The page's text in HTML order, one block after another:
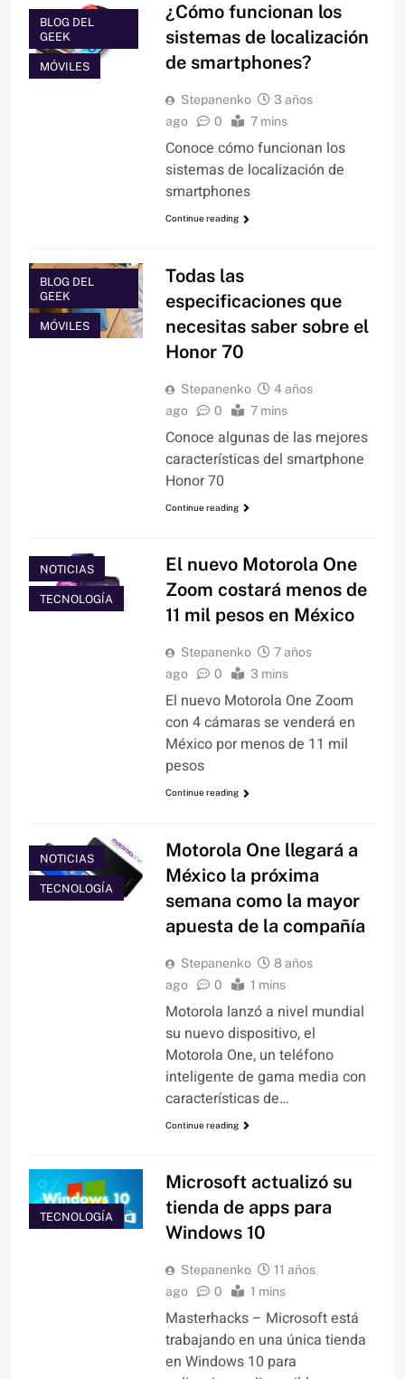
BLOG DEL
GEEK
MÓVILES
¿Cómo funcionan los
sistemas de localización
de smartphones?
Stepanenko
3 años
ago
0 7 mins
Conoce cómo funcionan los
sistemas de localización de
smartphones
Continue reading
BLOG DEL
GEEK
MÓVILES
Todas las
especificaciones que
necesitas saber sobre el
Honor 70
Stepanenko
4 años
ago
0 7 mins
Conoce algunas de las mejores
características del smartphone
Honor 70
Continue reading
NOTICIAS
TECNOLOGÍA
El nuevo Motorola One
Zoom costará menos de
11 mil pesos en México
Stepanenko
7 años
ago
0 3 mins
El nuevo Motorola One Zoom
con 4 cámaras se venderá en
México por menos de 11 mil
pesos
Continue reading
NOTICIAS
TECNOLOGÍA
Motorola One llegará a
México la próxima
semana como la mayor
apuesta de la compañía
Stepanenko
8 años
ago
0 1 mins
Motorola lanzó a nivel mundial
su nuevo dispositivo, el
Motorola One, un teléfono
inteligente de gama media con
características de…
Continue reading
TECNOLOGÍA
Microsoft actualizó su
tienda de apps para
Windows 10
Stepanenko
11 años
ago
0 1 mins
Masterhacks – Microsoft está
trabajando en una única tienda
en Windows 10 para